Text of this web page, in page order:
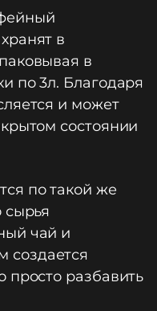
в
в
по 3л. Благодаря
и может
состоянии
по такой же
сырья
чай и
просто разбавить